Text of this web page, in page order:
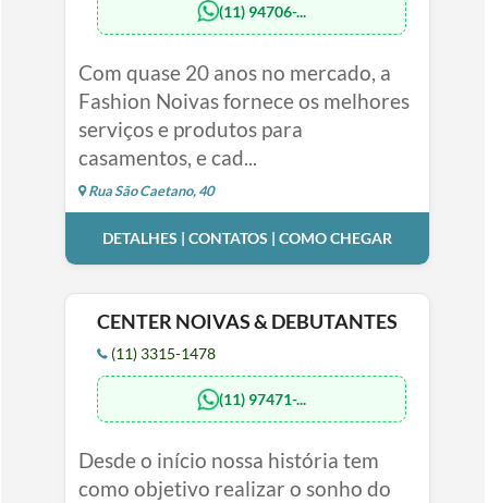
(11) 94706-...
Com quase 20 anos no mercado, a
Fashion Noivas fornece os melhores
serviços e produtos para
casamentos, e cad...
Rua São Caetano, 40
DETALHES | CONTATOS | COMO CHEGAR
CENTER NOIVAS & DEBUTANTES
(11) 3315-1478
(11) 97471-...
Desde o início nossa história tem
como objetivo realizar o sonho do